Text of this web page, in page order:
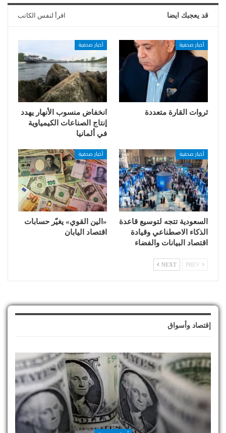
قد يعجبك ايضا اقرأ لنفس الكاتب
أخبار صحفية
ثروات القارة متعددة
أخبار صحفية
انخفاض منسوب الأنهار يهدد
إنتاج الصناعات الكيمياوية
في ألمانيا
أخبار صحفية
السعودية تتجه لتوسيع قاعدة
الذكاء الاصطناعي وقيادة
اقتصاد البيانات والفضاء
أخبار صحفية
«الين القوي» يغيّر حسابات
اقتصاد اليابان
NEXT
إقتصاد وأسواق